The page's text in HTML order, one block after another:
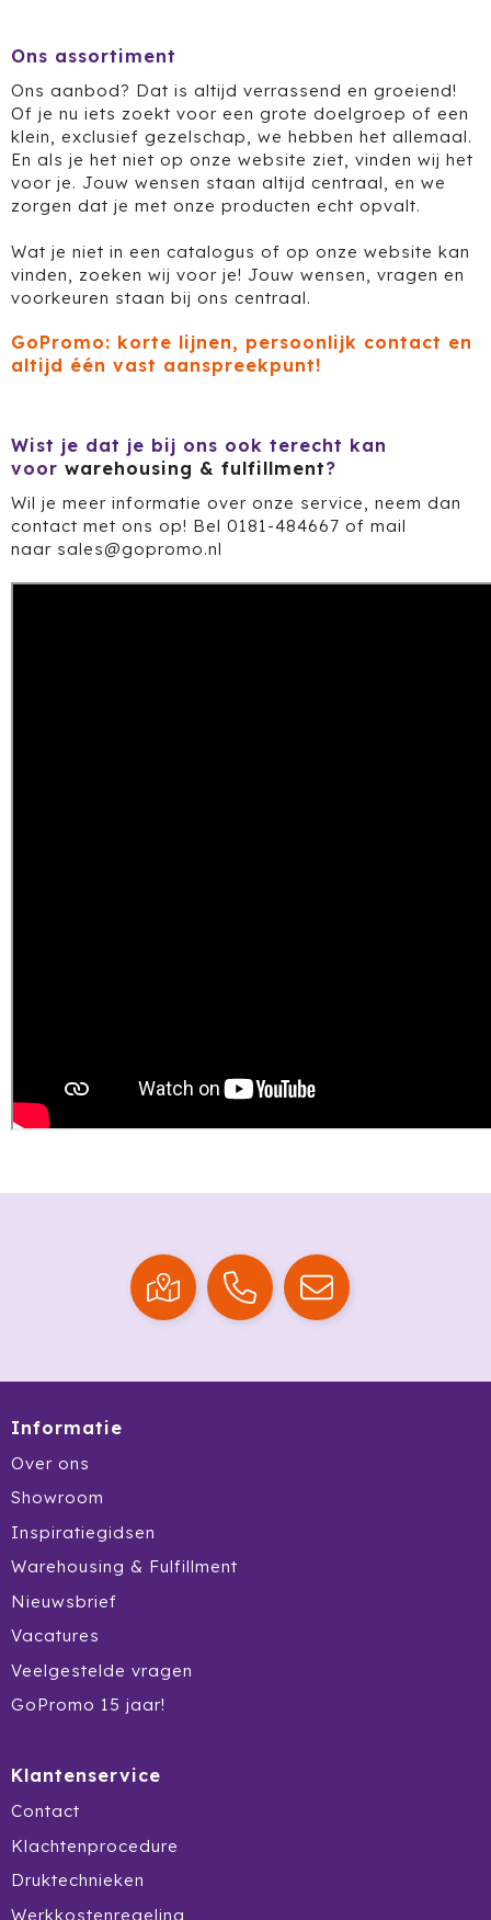
CaseLogic
Charles Dickens®
Circular&Co.
Circulware
Clique
Correctbook
Cricket
Cutter & Buck
Igloo
JENS Living
Jobman
Join The Pipe
JournalBooks
Karst
Klean Kanteen
Kooduu
Ons assortiment
Ons aanbod? Dat is altijd verrassend en groeiend!
Of je nu iets zoekt voor een grote doelgroep of een
klein, exclusief gezelschap, we hebben het allemaal.
En als je het niet op onze website ziet, vinden wij het
voor je. Jouw wensen staan altijd centraal, en we
zorgen dat je met onze producten echt opvalt.
Wat je niet in een catalogus of op onze website kan
vinden, zoeken wij voor je! Jouw wensen, vragen en
voorkeuren staan bij ons centraal.
GoPromo: korte lijnen, persoonlijk contact en
altijd één vast aanspreekpunt!
Wist je dat je bij ons ook terecht kan
voor warehousing & fulfillment?
Wil je meer informatie over onze service, neem dan
contact met ons op! Bel 0181-484667 of mail
naar sales@gopromo.nl
Informatie
Over ons
Showroom
Inspiratiegidsen
Warehousing & Fulfillment
Nieuwsbrief
Vacatures
Veelgestelde vragen
GoPromo 15 jaar!
Klantenservice
Contact
Klachtenprocedure
Druktechnieken
Werkkostenregeling